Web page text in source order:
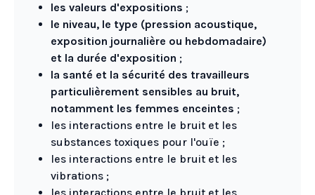
les valeurs d'expositions ;
le niveau, le type (pression acoustique,
exposition journalière ou hebdomadaire)
et la durée d'exposition ;
la santé et la sécurité des travailleurs
particulièrement sensibles au bruit,
notamment les femmes enceintes ;
les interactions entre le bruit et les
substances toxiques pour l'ouïe ;
les interactions entre le bruit et les
vibrations ;